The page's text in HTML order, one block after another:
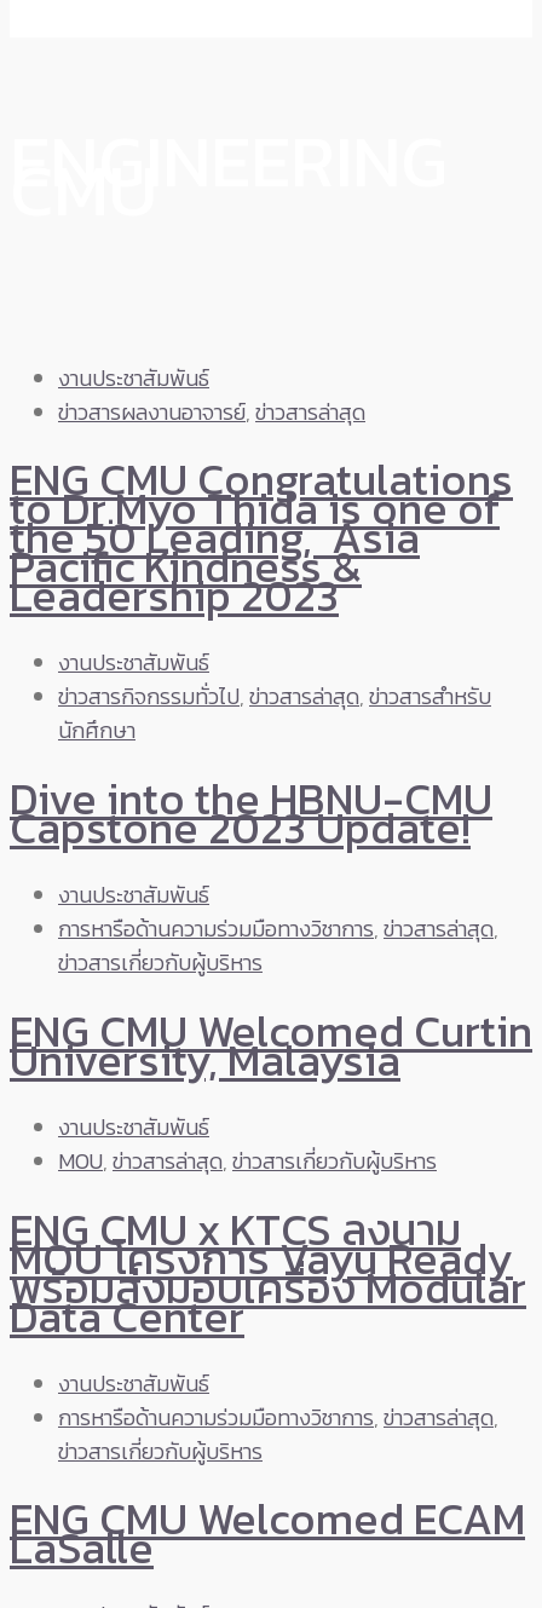
งานประชาสัมพันธ์
ข่าวสารผลงานอาจารย์,ข่าวสารล่าสุด
ENG CMU Congratulations
to Dr.Myo Thida is one of
the 50 Leading, Asia
Pacific Kindness &
Leadership 2023
งานประชาสัมพันธ์
ข่าวสารกิจกรรมทั่วไป,ข่าวสารล่าสุด,ข่าวสารสำหรับ
นักศึกษา
Dive into the HBNU-CMU
Capstone 2023 Update!
งานประชาสัมพันธ์
การหารือด้านความร่วมมือทางวิชาการ,ข่าวสารล่าสุด,
ข่าวสารเกี่ยวกับผู้บริหาร
ENG CMU Welcomed Curtin
University, Malaysia
งานประชาสัมพันธ์
MOU,ข่าวสารล่าสุด,ข่าวสารเกี่ยวกับผู้บริหาร
ENG CMU x KTCS ลงนาม
MOU โครงการ Vayu Ready
พร้อมส่งมอบเครื่อง Modular
Data Center
งานประชาสัมพันธ์
การหารือด้านความร่วมมือทางวิชาการ,ข่าวสารล่าสุด,
ข่าวสารเกี่ยวกับผู้บริหาร
ENG CMU Welcomed ECAM
LaSalle